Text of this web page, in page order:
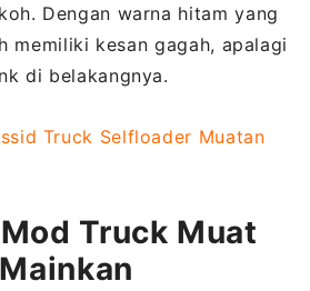
Dengan warna hitam yang
memiliki kesan gagah, apalagi
di belakangnya.
Truck Selfloader Muatan
Truck Muat